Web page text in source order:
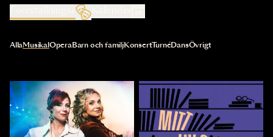
Kalender
Val av kategori uppdaterar innehållet automatiskt
AllaMusikal OperaBarn och familjKonsertTurnéDansÖvrigt